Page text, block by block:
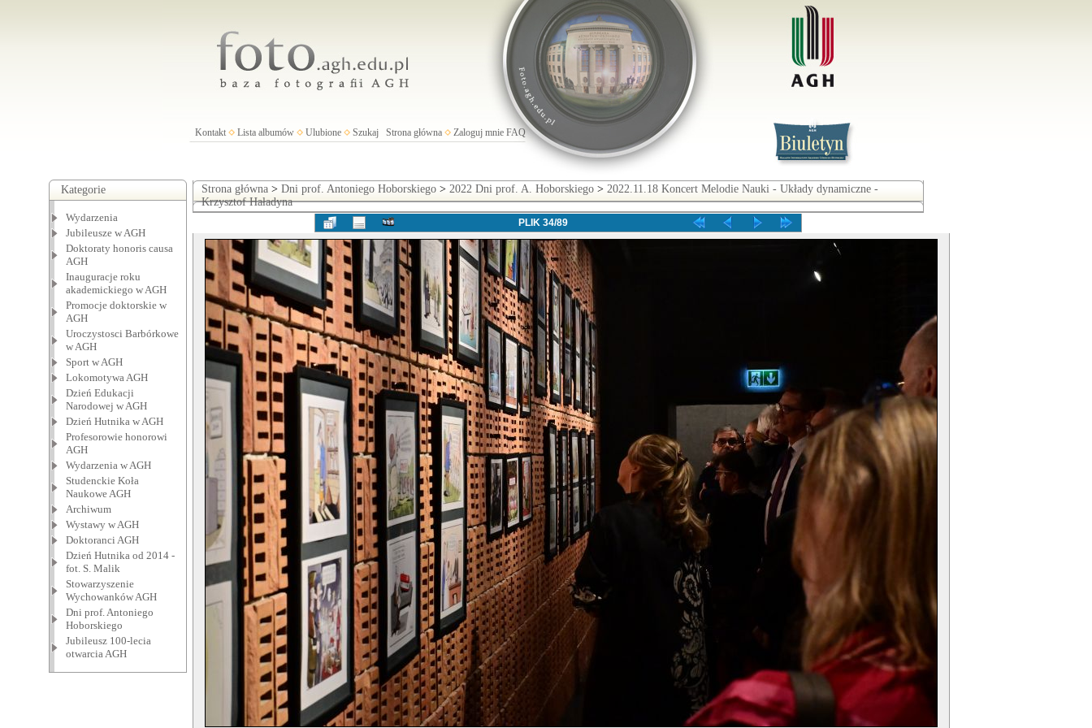
Kontakt Lista albumów Ulubione Szukaj Strona główna Zaloguj mnie FAQ
Kategorie
Wydarzenia
Jubileusze w AGH
Doktoraty honoris causa
AGH
Inauguracje roku
akademickiego w AGH
Promocje doktorskie w
AGH
Uroczystosci Barbórkowe
w AGH
Sport w AGH
Lokomotywa AGH
Dzień Edukacji
Narodowej w AGH
Dzień Hutnika w AGH
Profesorowie honorowi
AGH
Wydarzenia w AGH
Studenckie Koła
Naukowe AGH
Archiwum
Wystawy w AGH
Doktoranci AGH
Dzień Hutnika od 2014 -
fot. S. Malik
Stowarzyszenie
Wychowanków AGH
Dni prof. Antoniego
Hoborskiego
Jubileusz 100-lecia
otwarcia AGH
Strona główna> Dni prof. Antoniego Hoborskiego> 2022 Dni prof. A. Hoborskiego> 2022.11.18 Koncert Melodie Nauki - Układy dynamiczne -
Krzysztof Haładyna
PLIK 34/89